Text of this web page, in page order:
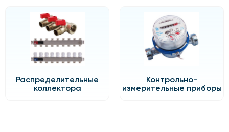
Распределительные
коллектора
Контрольно-
измерительные приборы